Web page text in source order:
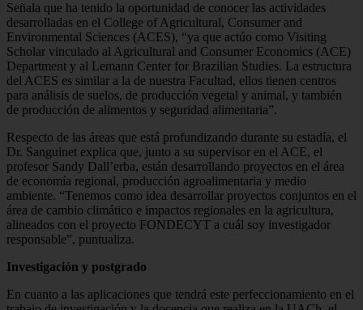
Señala que ha tenido la oportunidad de conocer las actividades
desarrolladas en el College of Agricultural, Consumer and
Environmental Sciences (ACES), “ya que actúo como Visiting
Scholar vinculado al Agricultural and Consumer Economics (ACE)
Department y al Lemann Center for Brazilian Studies. La estructura
del ACES es similar a la de nuestra Facultad, ellos tienen centros
para análisis de suelos, de producción vegetal y animal, y también
de producción de alimentos y seguridad alimentaria”.
Respecto de las áreas que está profundizando durante su estadía, el
Dr. Sanguinet explica que, junto a su supervisor en el ACE, el
profesor Sandy Dall’erba, están desarrollando proyectos en el área
de economía regional, producción agroalimentaria y medio
ambiente. “Tenemos como idea desarrollar proyectos conjuntos en el
área de cambio climático e impactos regionales en la agricultura,
alineados con el proyecto FONDECYT a cuál soy investigador
responsable”, puntualiza.
Investigación y postgrado
En cuanto a las aplicaciones que tendrá este perfeccionamiento en el